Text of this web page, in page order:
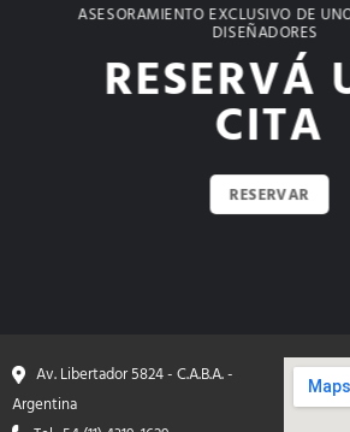
ASESORAMIENTO EXCLUSIVO DE
DISEÑADORES
RESERVÁ
CITA
RESERVAR
Av. Libertador 5824 - C.A.B.A. -
Argentina